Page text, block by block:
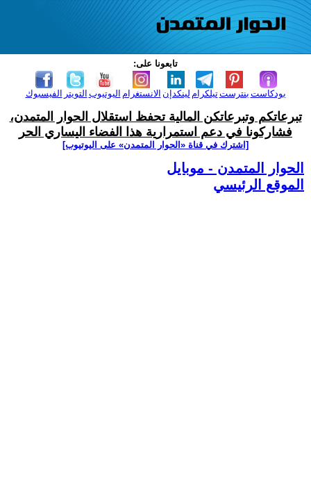
تابعونا على:
الفيسبوك التويتر اليوتيوب الانستغرام لينكدإن تيلكرامبنترست بودكاست
تبرعاتكم وتبرعاتكن المالية تحفظ استقلال الحوار المتمدن،
فشاركونا في دعم استمرارية هذا الفضاء اليساري الحر
[اشترك في قناة ‫«الحوار المتمدن» على اليوتيوب]
الحوار المتمدن - موبايل
الموقع الرئيسي